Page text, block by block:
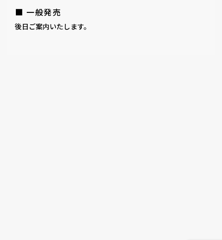
■ 一般発売
後日ご案内いたします。